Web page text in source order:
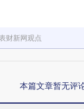
财新网观点
本篇文章暂无评